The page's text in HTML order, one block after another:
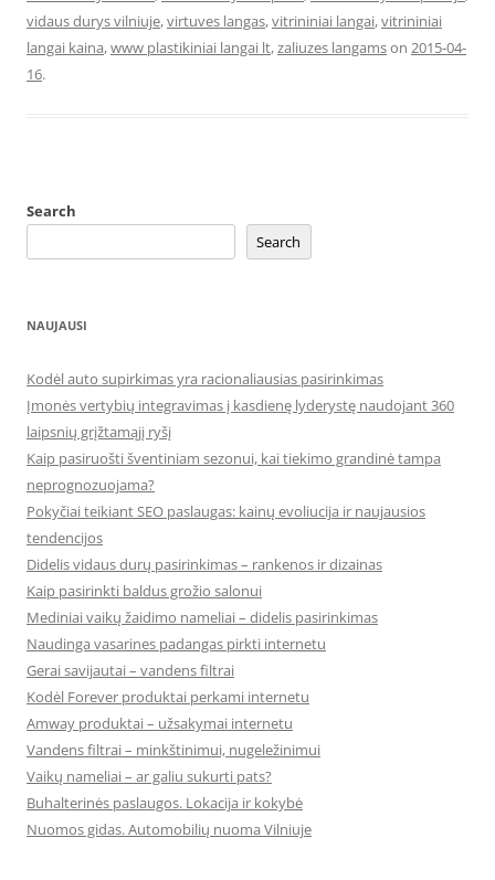
vidaus durys vilniuje,virtuves langas,vitrininiai langai,vitrininiai
langai kaina,www plastikiniai langai lt,zaliuzes langamson 2015-04-
16.
Search
Search
NAUJAUSI
Kodėl auto supirkimas yra racionaliausias pasirinkimas
Įmonės vertybių integravimas į kasdienę lyderystę naudojant 360
laipsnių grįžtamąjį ryšį
Kaip pasiruošti šventiniam sezonui, kai tiekimo grandinė tampa
neprognozuojama?
Pokyčiai teikiant SEO paslaugas: kainų evoliucija ir naujausios
tendencijos
Didelis vidaus durų pasirinkimas – rankenos ir dizainas
Kaip pasirinkti baldus grožio salonui
Mediniai vaikų žaidimo nameliai – didelis pasirinkimas
Naudinga vasarines padangas pirkti internetu
Gerai savijautai – vandens filtrai
Kodėl Forever produktai perkami internetu
Amway produktai – užsakymai internetu
Vandens filtrai – minkštinimui, nugeležinimui
Vaikų nameliai – ar galiu sukurti pats?
Buhalterinės paslaugos. Lokacija ir kokybė
Nuomos gidas. Automobilių nuoma Vilniuje